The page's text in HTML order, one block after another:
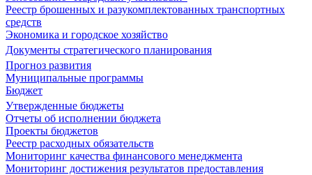
Реестр брошенных и разукомплектованных транспортных
средств
Экономика и городское хозяйство
Документы стратегического планирования
Прогноз развития
Муниципальные программы
Бюджет
Утвержденные бюджеты
Отчеты об исполнении бюджета
Проекты бюджетов
Реестр расходных обязательств
Мониторинг качества финансового менеджмента
Мониторинг достижения результатов предоставления